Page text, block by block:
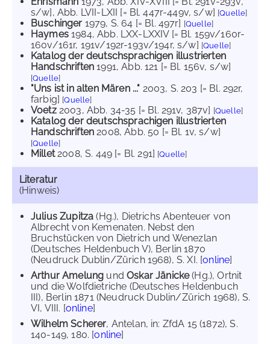
s/w], Abb. LVII-LXII [= Bl. 447r-449v, s/w] [Quelle]
Buschinger 1979, S. 64 [= Bl. 497r] [Quelle]
Haymes1984, Abb. LXX-LXXIV [= Bl. 159v/160r-
160v/161r, 191v/192r-193v/194r, s/w] [Quelle]
Katalog der deutschsprachigen illustrierten
Handschriften 1991, Abb. 121 [= Bl. 156v, s/w]
[Quelle]
"Uns ist in alten Mären ..." 2003, S. 203 [= Bl. 292r,
farbig] [Quelle]
Voetz2003, Abb. 34-35 [= Bl. 291v, 387v] [Quelle]
Katalog der deutschsprachigen illustrierten
Handschriften 2008, Abb. 50 [= Bl. 1v, s/w]
[Quelle]
Millet2008, S. 449 [= Bl. 291] [Quelle]
Literatur
(Hinweis)
Julius Zupitza(Hg.), Dietrichs Abenteuer von
Albrecht von Kemenaten. Nebst den
Bruchstücken von Dietrich und Wenezlan
(Deutsches Heldenbuch V), Berlin 1870
(Neudruck Dublin/Zürich 1968), S. XI. [online]
Arthur Amelung undOskar Jänicke(Hg.), Ortnit
und die Wolfdietriche (Deutsches Heldenbuch
III), Berlin 1871 (Neudruck Dublin/Zürich 1968), S.
VI, VIII. [online]
Wilhelm Scherer, Antelan, in: ZfdA 15 (1872), S.
140-149, 180. [online]